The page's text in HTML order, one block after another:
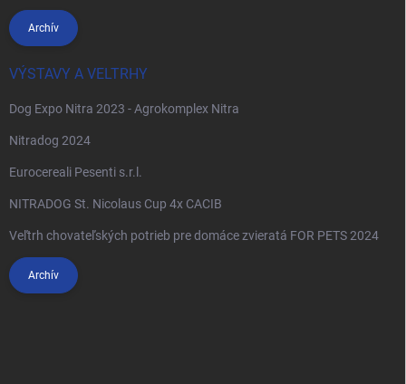
Archív
VÝSTAVY A VELTRHY
Dog Expo Nitra 2023 - Agrokomplex Nitra
Nitradog 2024
Eurocereali Pesenti s.r.l.
NITRADOG St. Nicolaus Cup 4x CACIB
Veľtrh chovateľských potrieb pre domáce zvieratá FOR PETS 2024
Archív